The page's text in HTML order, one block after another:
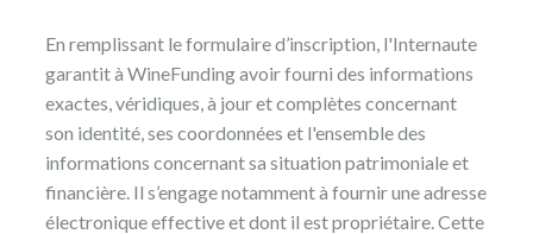
En remplissant le formulaire d’inscription, l'Internaute
garantit à WineFunding avoir fourni des informations
exactes, véridiques, à jour et complètes concernant
son identité, ses coordonnées et l'ensemble des
informations concernant sa situation patrimoniale et
financière. Il s’engage notamment à fournir une adresse
électronique effective et dont il est propriétaire. Cette